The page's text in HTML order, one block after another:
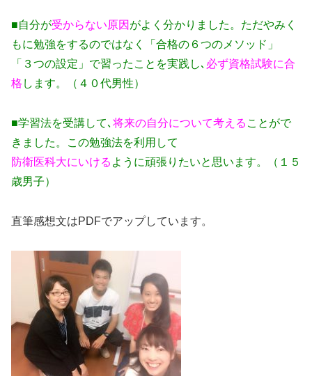
■自分が受からない原因 がよく分かりました。ただやみく
もに勉強をするのではなく「合格の６つのメソッド」
「３つの設定」で習ったことを実践し､ 必ず資格試験に合
格 します。（４０代男性）
■学習法を受講して､ 将来の自分について考える ことがで
きました。この勉強法を利用して
防衛医科大にいける ように頑張りたいと思います。（１５
歳男子）
直筆感想文はPDFでアップしています。